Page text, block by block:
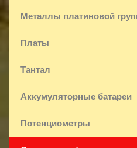
Металлы платиновой
Платы
Тантал
Аккумуляторные батареи
Потенциометры